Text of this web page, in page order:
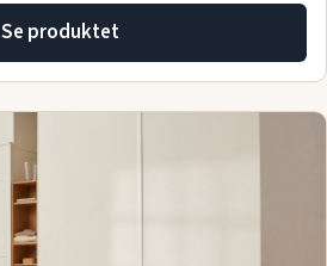
Se produktet